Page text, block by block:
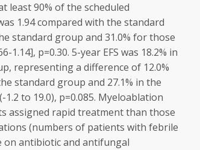
least 90% of the scheduled
1.94 compared with the standard
standard group and 31.0% for those
p=0.30. 5-year EFS was 18.2% in
representing a difference of 12.0%
standard group and 27.1% in the
to 19.0), p=0.085. Myeloablation
assigned rapid treatment than those
(numbers of patients with febrile
on antibiotic and antifungal